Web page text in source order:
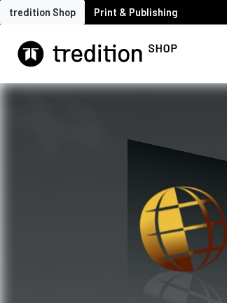
tredition Shop Print & Publishing